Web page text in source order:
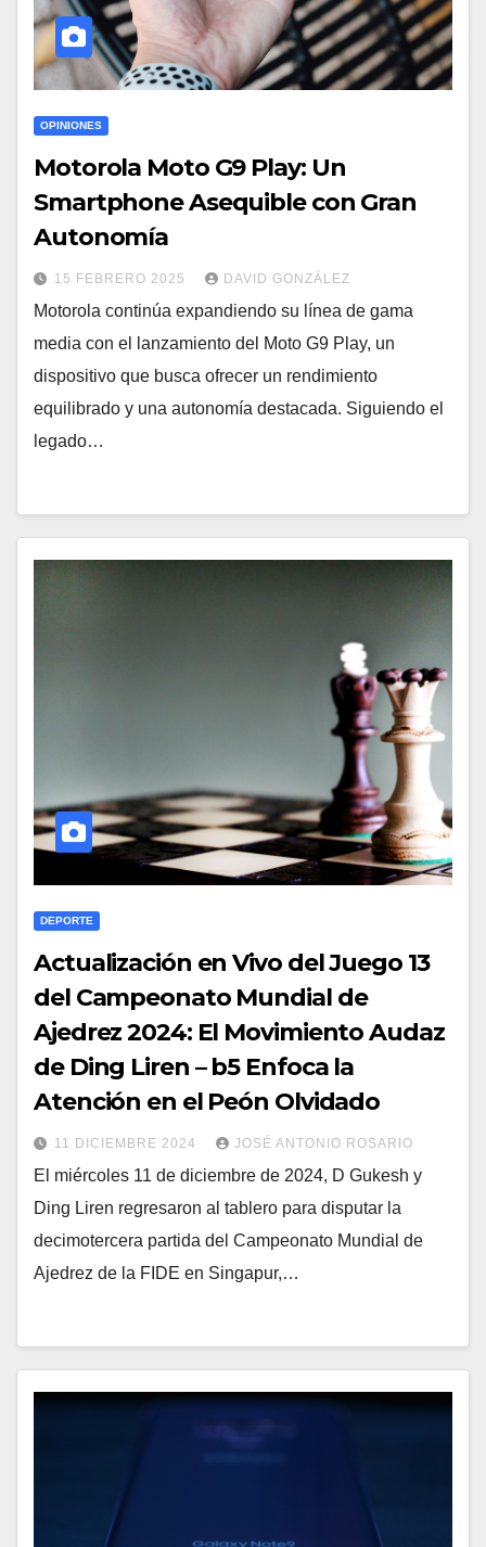
OPINIONES
Motorola Moto G9 Play: Un
Smartphone Asequible con Gran
Autonomía
15 FEBRERO 2025 DAVID GONZÁLEZ
Motorola continúa expandiendo su línea de gama
media con el lanzamiento del Moto G9 Play, un
dispositivo que busca ofrecer un rendimiento
equilibrado y una autonomía destacada. Siguiendo el
legado…
DEPORTE
Actualización en Vivo del Juego 13
del Campeonato Mundial de
Ajedrez 2024: El Movimiento Audaz
de Ding Liren – b5 Enfoca la
Atención en el Peón Olvidado
11 DICIEMBRE 2024 JOSÉ ANTONIO ROSARIO
El miércoles 11 de diciembre de 2024, D Gukesh y
Ding Liren regresaron al tablero para disputar la
decimotercera partida del Campeonato Mundial de
Ajedrez de la FIDE en Singapur,…